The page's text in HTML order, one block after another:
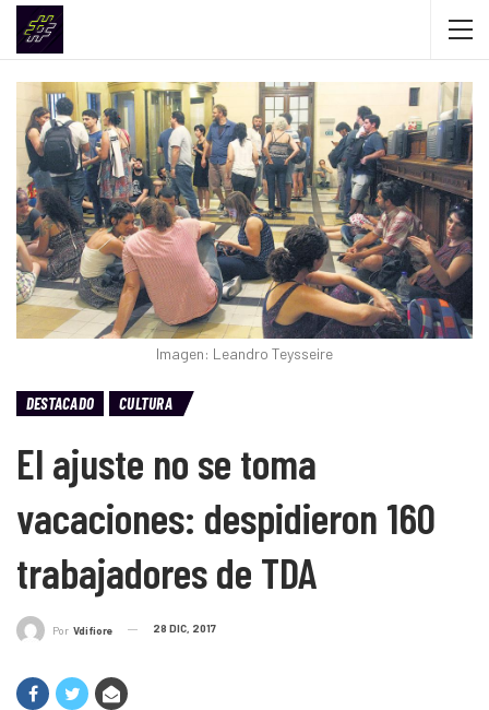
Imagen: Leandro Teysseire
DESTACADO CULTURA
El ajuste no se toma
vacaciones: despidieron 160
trabajadores de TDA
Por Vdifiore 28 DIC, 2017